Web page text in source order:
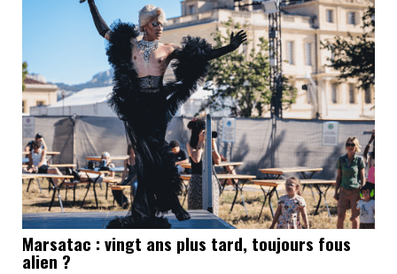
Marsatac : vingt ans plus tard, toujours fous
alien ?